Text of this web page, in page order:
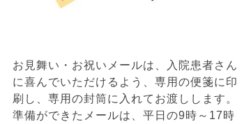
お見舞い・お祝いメールは、入院患者さん
に喜んでいただけるよう、専用の便箋に印
刷し、専用の封筒に入れてお渡しします。
準備ができたメールは、平日の9時～17時